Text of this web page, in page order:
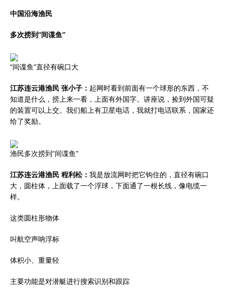
中国沿海渔民
多次捞到“间谍鱼”
“间谍鱼”直径有碗口大
江苏连云港渔民 张小子： 起网时看到前面有一个球形的东西，不
知道是什么，捞上来一看，上面有外国字。讲座说，捡到外国可疑
的装置可以上交。我们船上有卫星电话，我就打电话联系，国家还
给了奖励。
渔民多次捞到“间谍鱼”
江苏连云港渔民 程利松： 我是放流网时把它钩住的，直径有碗口
大，圆柱体，上面载了一个浮球，下面通了一根长线，像电缆一
样。
这类圆柱形物体
叫航空声呐浮标
体积小、重量轻
主要功能是对潜艇进行搜索识别和跟踪